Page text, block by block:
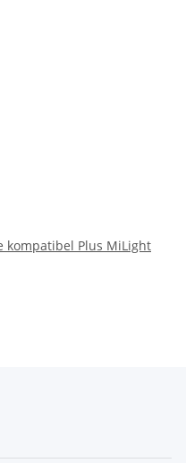
kompatibel Plus MiLight